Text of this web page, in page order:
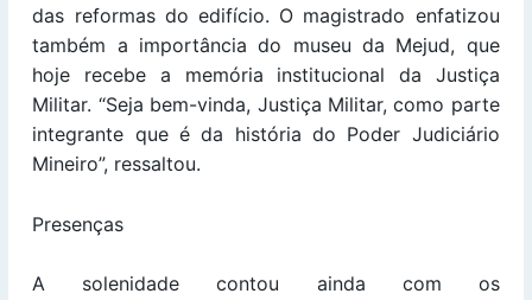
das reformas do edifício. O magistrado enfatizou
também a importância do museu da Mejud, que
hoje recebe a memória institucional da Justiça
Militar. “Seja bem-vinda, Justiça Militar, como parte
integrante que é da história do Poder Judiciário
Mineiro”, ressaltou.
Presenças
A solenidade contou ainda com os